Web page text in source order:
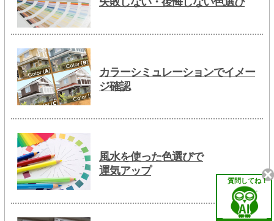
カラーシミュレーションでイメー
ジ確認
風水を使った色選びで
運気アップ
質問してね！